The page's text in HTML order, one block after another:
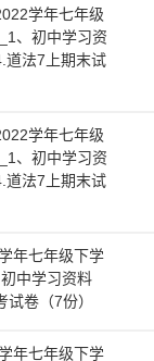
学年七年级
、初中学习资
道法7上期末试
学年七年级
、初中学习资
道法7上期末试
年七年级下学
中学习资料
卷（7份）
年七年级下学